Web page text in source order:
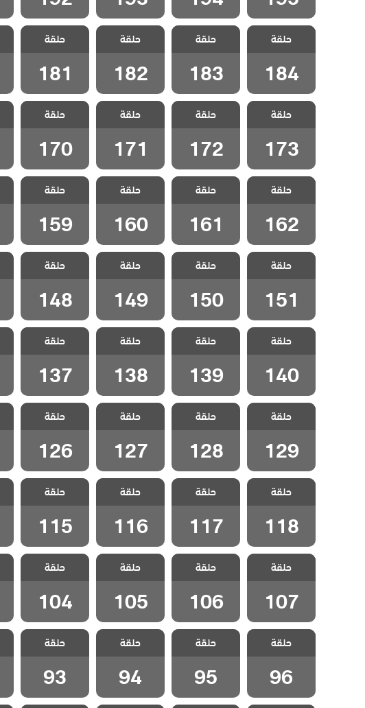
مسلسل انا ام
مدبلج الحلقة
184
حلقة
184
مسلسل انا ام
مدبلج الحلقة
183
حلقة
183
مسلسل انا ام
مدبلج الحلقة
182
حلقة
182
مسلسل انا ام
مدبلج الحلقة
181
حلقة
181
مسلسل انا ام
مدبلج الحلقة
173
حلقة
173
مسلسل انا ام
مدبلج الحلقة
172
حلقة
172
مسلسل انا ام
مدبلج الحلقة
171
حلقة
171
مسلسل انا ام
مدبلج الحلقة
170
حلقة
170
مسلسل انا ام
مدبلج الحلقة
162
حلقة
162
مسلسل انا ام
مدبلج الحلقة
161
حلقة
161
مسلسل انا ام
مدبلج الحلقة
160
حلقة
160
مسلسل انا ام
مدبلج الحلقة
159
حلقة
159
مسلسل انا ام
مدبلج الحلقة
151
حلقة
151
مسلسل انا ام
مدبلج الحلقة
150
حلقة
150
مسلسل انا ام
مدبلج الحلقة
149
حلقة
149
مسلسل انا ام
مدبلج الحلقة
148
حلقة
148
مسلسل انا ام
مدبلج الحلقة
140
حلقة
140
مسلسل انا ام
مدبلج الحلقة
139
حلقة
139
مسلسل انا ام
مدبلج الحلقة
138
حلقة
138
مسلسل انا ام
مدبلج الحلقة
137
حلقة
137
مسلسل انا ام
مدبلج الحلقة
129
حلقة
129
مسلسل انا ام
مدبلج الحلقة
128
حلقة
128
مسلسل انا ام
مدبلج الحلقة
127
حلقة
127
مسلسل انا ام
مدبلج الحلقة
126
حلقة
126
مسلسل انا ام
مدبلج الحلقة
118
حلقة
118
مسلسل انا ام
مدبلج الحلقة
117
حلقة
117
مسلسل انا ام
مدبلج الحلقة
116
حلقة
116
مسلسل انا ام
مدبلج الحلقة
115
حلقة
115
مسلسل انا ام
مدبلج الحلقة
107
حلقة
107
مسلسل انا ام
مدبلج الحلقة
106
حلقة
106
مسلسل انا ام
مدبلج الحلقة
105
حلقة
105
مسلسل انا ام
مدبلج الحلقة
104
حلقة
104
مسلسل انا ام
مدبلج الحلقة 96
حلقة
96
مسلسل انا ام
مدبلج الحلقة 95
حلقة
95
مسلسل انا ام
مدبلج الحلقة 94
حلقة
94
مسلسل انا ام
مدبلج الحلقة 93
حلقة
93